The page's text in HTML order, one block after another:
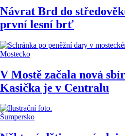
Návrat Brd do
první lesní brť
Mostecko
V Mostě začala nová
Kasička je v Centralu
Šumpersko